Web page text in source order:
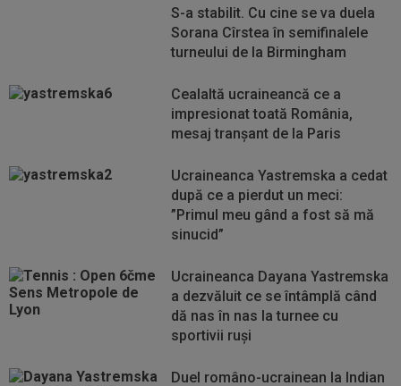
S-a stabilit. Cu cine se va duela
Sorana Cîrstea în semifinalele
turneului de la Birmingham
Cealaltă ucraineancă ce a
impresionat toată România,
mesaj tranșant de la Paris
Ucraineanca Yastremska a cedat
după ce a pierdut un meci:
”Primul meu gând a fost să mă
sinucid”
Ucraineanca Dayana Yastremska
a dezvăluit ce se întâmplă când
dă nas în nas la turnee cu
sportivii ruși
Duel româno-ucrainean la Indian